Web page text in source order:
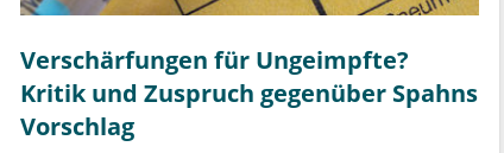
Verschärfungen für Ungeimpfte?
Kritik und Zuspruch gegenüber Spahns
Vorschlag